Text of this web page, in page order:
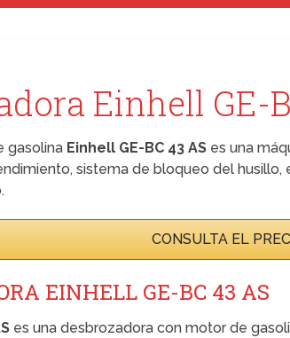
Einhell GE-
gasolina Einhell GE-BC 43 AS es una
sistema de bloqueo del
CONSULTA EL
EINHELL GE-BC 43 AS
es una desbrozadora con motor de